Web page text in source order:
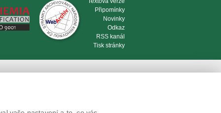
Připomínky
Novinky
Odkaz
RSS kanál
Tisk stránky